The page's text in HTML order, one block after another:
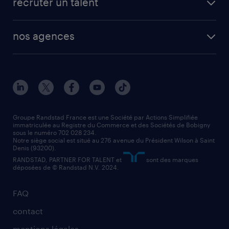
manutentionnaire
assistant administratif
comptable
solutions opérationnelles
contact entreprise
faq intérim / recrutement
nos agences
nos agences par ville
nos agences par région
nos cabinets de recrutement
FAQ
contact
Groupe Randstad France est une Société par Actions Simplifiée
immatriculée au Registre du Commerce et des Sociétés de Bobigny
sous le numéro 702 028 234.
Notre siège social est situé au 276 avenue du Président Wilson à Saint
Denis (93200).
RANDSTAD, PARTNER FOR TALENT et
sont des marques
déposées de © Randstad N.V. 2024.